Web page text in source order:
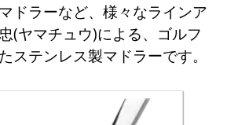
ドラーなど、様々なラインア
(ヤマチュウ)による、ゴルフ
ステンレス製マドラーです。